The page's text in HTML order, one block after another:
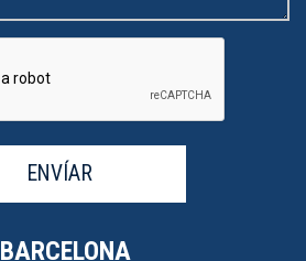
ENVÍAR
BARCELONA